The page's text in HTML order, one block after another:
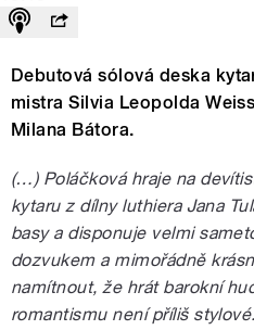
Debutová sólová deska
mistra Silvia Leopolda
Milana Bátora.
(…) Poláčková hraje na
kytaru z dílny luthiera Jana
basy a disponuje velmi
dozvukem a mimořádně
namítnout, že hrát barokní
romantismu není příliš